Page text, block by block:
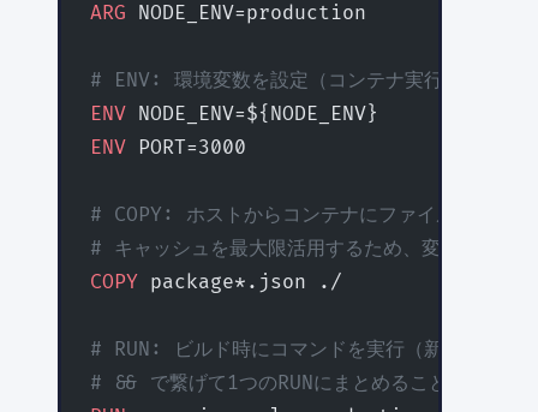
ARG NODE_ENV=production
# ENV: 環境変数を設定（コンテナ実行時も有効）
ENV NODE_ENV=${NODE_ENV}
ENV PORT=3000
# COPY: ホストからコンテナにファイルをコピー
# キャッシュを最大限活用するため、変更頻度の
COPY package*.json ./
# RUN: ビルド時にコマンドを実行（新しいレイ
# && で繋げて1つのRUNにまとめることでレイヤ